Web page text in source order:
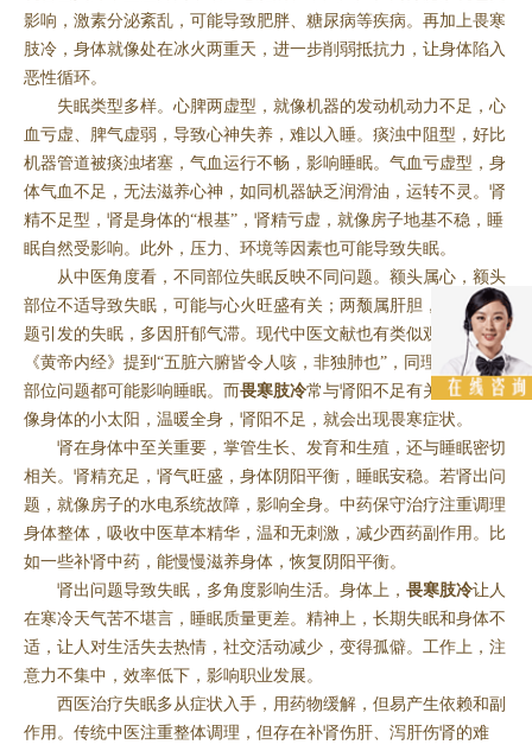
影响，激素分泌紊乱，可能导致肥胖、糖尿病等疾病。再加上畏寒
肢冷，身体就像处在冰火两重天，进一步削弱抵抗力，让身体陷入
恶性循环。
失眠类型多样。心脾两虚型，就像机器的发动机动力不足，心
血亏虚、脾气虚弱，导致心神失养，难以入睡。痰浊中阻型，好比
机器管道被痰浊堵塞，气血运行不畅，影响睡眠。气血亏虚型，身
体气血不足，无法滋养心神，如同机器缺乏润滑油，运转不灵。肾
精不足型，肾是身体的“根基”，肾精亏虚，就像房子地基不稳，睡
眠自然受影响。此外，压力、环境等因素也可能导致失眠。
从中医角度看，不同部位失眠反映不同问题。额头属心，额头
部位不适导致失眠，可能与心火旺盛有关；两颓属肝胆，此部位问
题引发的失眠，多因肝郁气滞。现代中医文献也有类似观点，如
《黄帝内经》提到“五脏六腑皆令人咳，非独肺也”，同理，身体各
部位问题都可能影响睡眠。而畏寒肢冷常与肾阳不足有关，肾阳就
像身体的小太阳，温暖全身，肾阳不足，就会出现畏寒症状。
肾在身体中至关重要，掌管生长、发育和生殖，还与睡眠密切
相关。肾精充足，肾气旺盛，身体阴阳平衡，睡眠安稳。若肾出问
题，就像房子的水电系统故障，影响全身。中药保守治疗注重调理
身体整体，吸收中医草本精华，温和无刺激，减少西药副作用。比
如一些补肾中药，能慢慢滋养身体，恢复阴阳平衡。
肾出问题导致失眠，多角度影响生活。身体上， 畏寒肢冷让人
在寒冷天气苦不堪言，睡眠质量更差。精神上，长期失眠和身体不
适，让人对生活失去热情，社交活动减少，变得孤僻。工作上，注
意力不集中，效率低下，影响职业发展。
西医治疗失眠多从症状入手，用药物缓解，但易产生依赖和副
作用。传统中医注重整体调理，但存在补肾伤肝、泻肝伤肾的难